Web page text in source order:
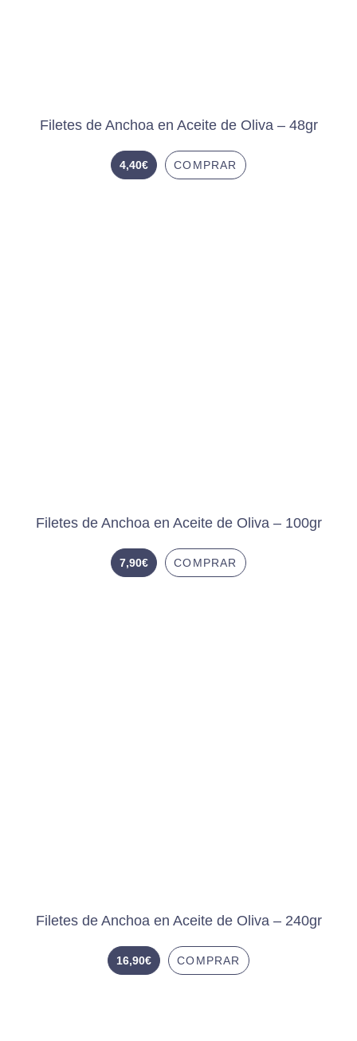
Filetes de Anchoa en Aceite de Oliva – 48gr
4,40€ COMPRAR
Filetes de Anchoa en Aceite de Oliva – 100gr
7,90€ COMPRAR
Filetes de Anchoa en Aceite de Oliva – 240gr
16,90€ COMPRAR